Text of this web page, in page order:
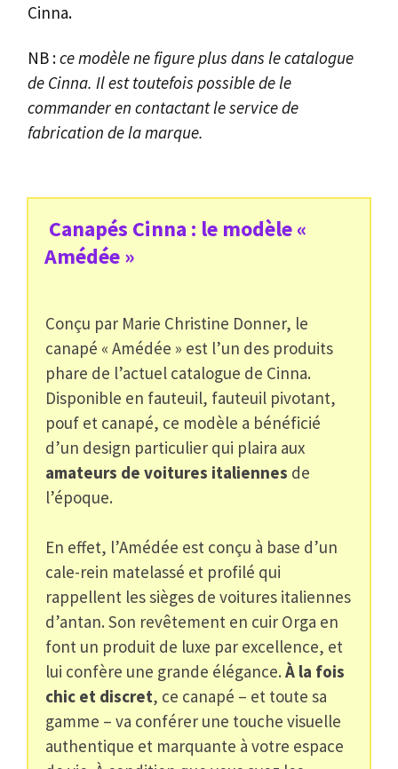
Cinna.
NB :ce modèle ne figure plus dans le catalogue
de Cinna. Il est toutefois possible de le
commander en contactant le service de
fabrication de la marque.
Canapés Cinna : le modèle «
Amédée »
Conçu par Marie Christine Donner, le
canapé « Amédée » est l’un des produits
phare de l’actuel catalogue de Cinna.
Disponible en fauteuil, fauteuil pivotant,
pouf et canapé, ce modèle a bénéficié
d’un design particulier qui plaira aux
amateurs de voitures italiennes de
l’époque.
En effet, l’Amédée est conçu à base d’un
cale-rein matelassé et profilé qui
rappellent les sièges de voitures italiennes
d’antan. Son revêtement en cuir Orga en
font un produit de luxe par excellence, et
lui confère une grande élégance. À la fois
chic et discret, ce canapé – et toute sa
gamme – va conférer une touche visuelle
authentique et marquante à votre espace